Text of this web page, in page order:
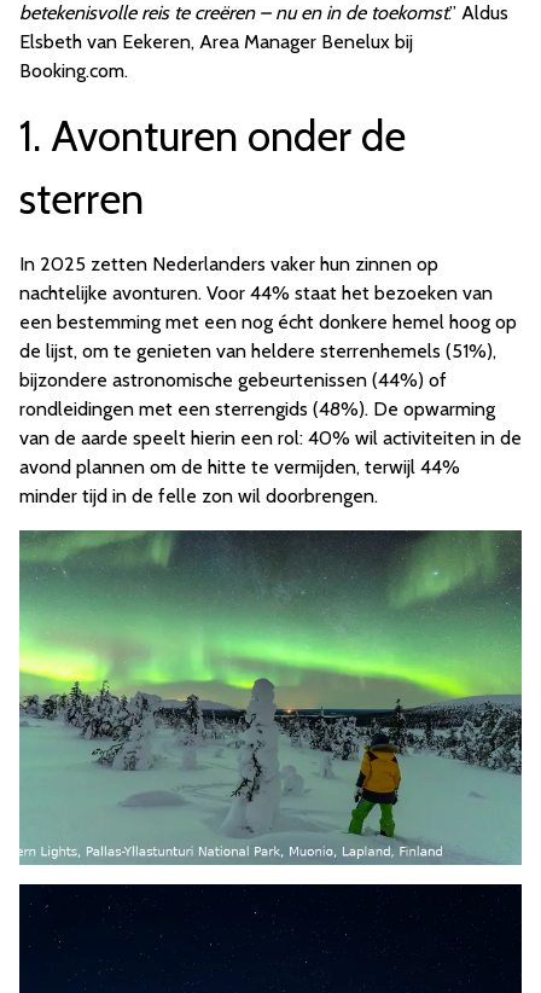
betekenisvolle reis te creëren – nu en in de toekomst.” Aldus
Elsbeth van Eekeren, Area Manager Benelux bij
Booking.com.
1. Avonturen onder de
sterren
In 2025 zetten Nederlanders vaker hun zinnen op
nachtelijke avonturen. Voor 44% staat het bezoeken van
een bestemming met een nog écht donkere hemel hoog op
de lijst, om te genieten van heldere sterrenhemels (51%),
bijzondere astronomische gebeurtenissen (44%) of
rondleidingen met een sterrengids (48%). De opwarming
van de aarde speelt hierin een rol: 40% wil activiteiten in de
avond plannen om de hitte te vermijden, terwijl 44%
minder tijd in de felle zon wil doorbrengen.